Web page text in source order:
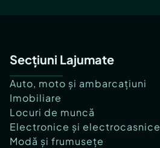
Secțiuni Lajumate
Auto, moto și ambarcațiuni
Imobiliare
Locuri de muncă
Electronice și electrocasnice
Modă și frumusețe